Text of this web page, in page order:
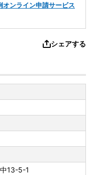
オンライン申請サービス
シェアする
13-5-1